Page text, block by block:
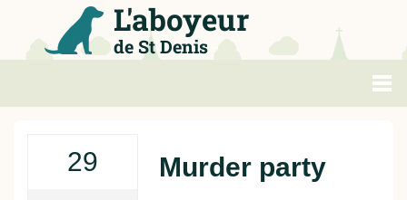
L'aboyeur
de St Denis
29 Murder party